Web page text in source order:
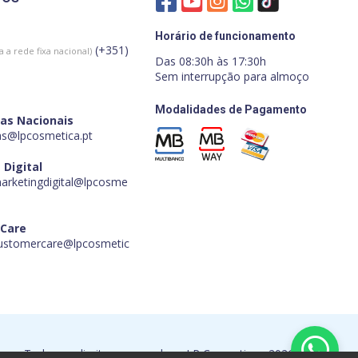
a rede fixa nacional) (+351)
Nacionais
Digital
Horário de funcionamento
Das 08:30h às 17:30h
Sem interrupção para almoço
Modalidades de Pagamento
Todos os direitos reservados - LP Cosmetica - 2026